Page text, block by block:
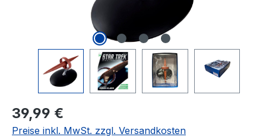
Regulärer Preis:
39,99 €
Preise inkl. MwSt. zzgl. Versandkosten